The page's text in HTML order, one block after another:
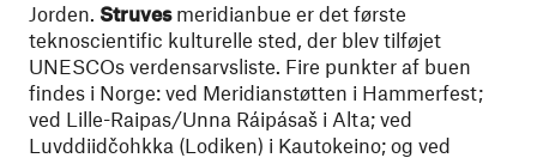
Jorden. Struvesmeridianbue er det første
teknoscientific kulturelle sted, der blev tilføjet
UNESCOs verdensarvsliste. Fire punkter af buen
findes i Norge: ved Meridianstøtten i Hammerfest;
ved Lille-Raipas/Unna Ráipásaš i Alta; ved
Luvddiidčohkka (Lodiken) i Kautokeino; og ved